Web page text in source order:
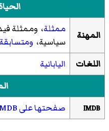
المهنة ممثلة، وممثلة
سياسية،
اللغات
اليابانية
IMDB صفحتها على IMDB